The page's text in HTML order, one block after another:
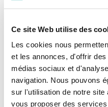
Ce site Web utilise des
Les cookies nous
et les annonces, d'offrir
médias sociaux et
navigation. Nous pouvons
sur l'utilisation de notre
vous proposer des